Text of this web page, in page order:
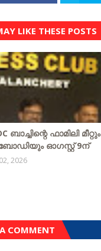
LIKE THESE POSTS
ബാച്ചിന്റെ ഫാമിലി മീറ്റും
ഓഗസ്റ്റ് 9ന്
2026
COMMENT